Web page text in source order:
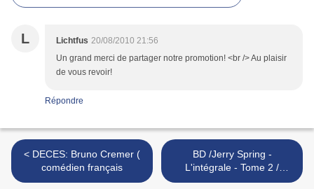
L Lichtfus 20/08/2010 21:56
Un grand merci de partager notre promotion! <br /> Au plaisir
de vous revoir!
Répondre
< DECES: Bruno Cremer (
comédien français
BD /Jerry Spring -
L'intégrale - Tome 2 /
Dessin: Jijé / Scénario: